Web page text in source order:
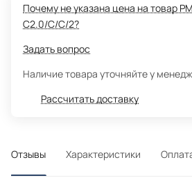
Почему не указана цена на товар
C2.0/C/C/2?
Задать вопрос
Наличие товара уточняйте у
Рассчитать доставку
Отзывы Характеристики